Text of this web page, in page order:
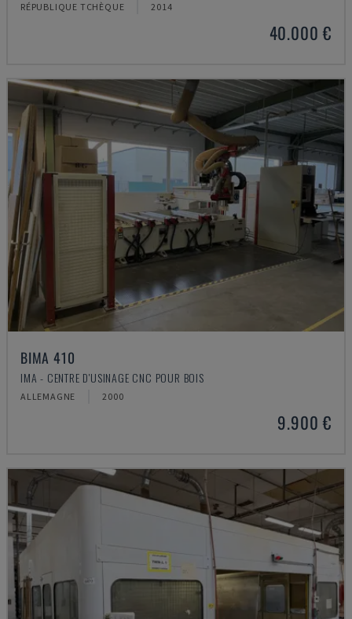
RÉPUBLIQUE TCHÈQUE 2014
40.000 €
BIMA 410
IMA - CENTRE D'USINAGE CNC POUR BOIS
ALLEMAGNE 2000
9.900 €